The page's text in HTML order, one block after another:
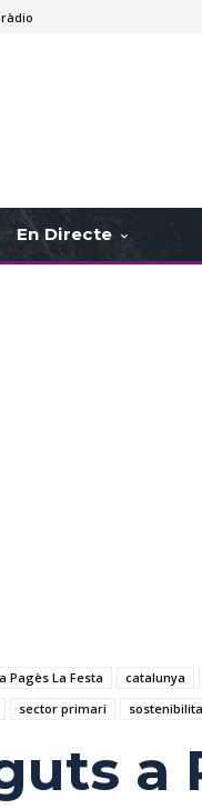
En Directe
Pagès La Festa catalunya
sector primari
a